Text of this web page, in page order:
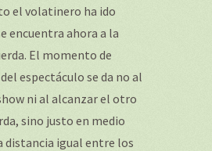
el volatinero ha ido
encuentra ahora a la
El momento de
espectáculo se da no al
ni al alcanzar el otro
sino justo en medio
distancia igual entre los